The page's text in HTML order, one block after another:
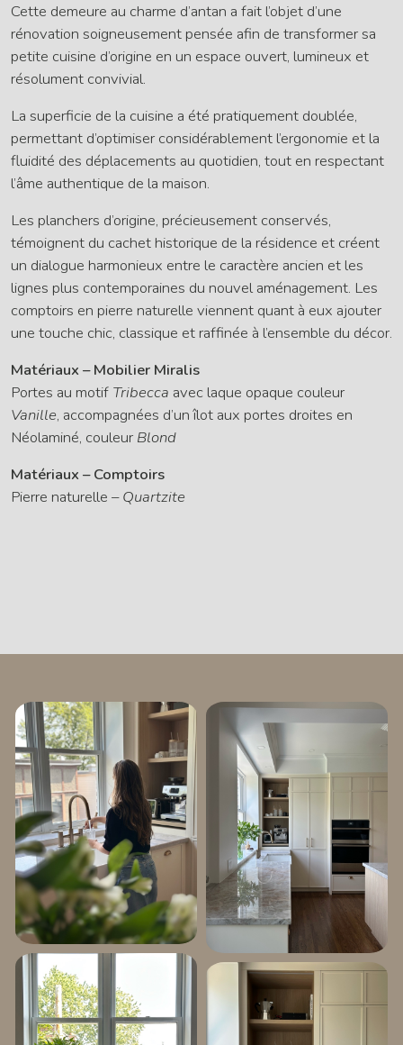
Cette demeure au charme d’antan a fait l’objet d’une
rénovation soigneusement pensée afin de transformer sa
petite cuisine d’origine en un espace ouvert, lumineux et
résolument convivial.
La superficie de la cuisine a été pratiquement doublée,
permettant d’optimiser considérablement l’ergonomie et la
fluidité des déplacements au quotidien, tout en respectant
l’âme authentique de la maison.
Les planchers d’origine, précieusement conservés,
témoignent du cachet historique de la résidence et créent
un dialogue harmonieux entre le caractère ancien et les
lignes plus contemporaines du nouvel aménagement. Les
comptoirs en pierre naturelle viennent quant à eux ajouter
une touche chic, classique et raffinée à l’ensemble du décor.
Matériaux – Mobilier Miralis
Portes au motif Tribecca avec laque opaque couleur
Vanille, accompagnées d’un îlot aux portes droites en
Néolaminé, couleur Blond
Matériaux – Comptoirs
Pierre naturelle –Quartzite